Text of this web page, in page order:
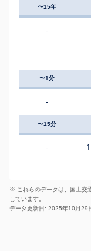
〜15年
-
〜1分
-
〜15分
-
※ これらのデータは、国土交
しています。
データ更新日: 2025年10月29